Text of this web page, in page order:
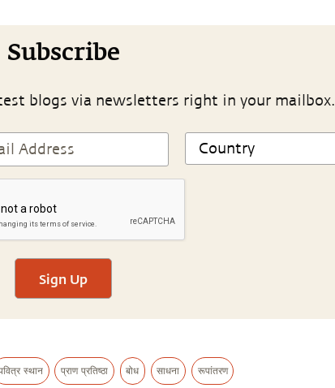
Subscribe
blogs via newsletters right in your mailbox.
Sign Up
स्थान प्राण प्रतिष्ठा बोध साधना रूपांतरण